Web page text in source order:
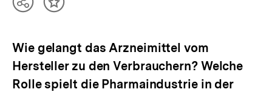
TeilenInhalt
Wie gelangt das Arzneimittel vom
Hersteller zu den Verbrauchern? Welche
Rolle spielt die Pharmaindustrie in der